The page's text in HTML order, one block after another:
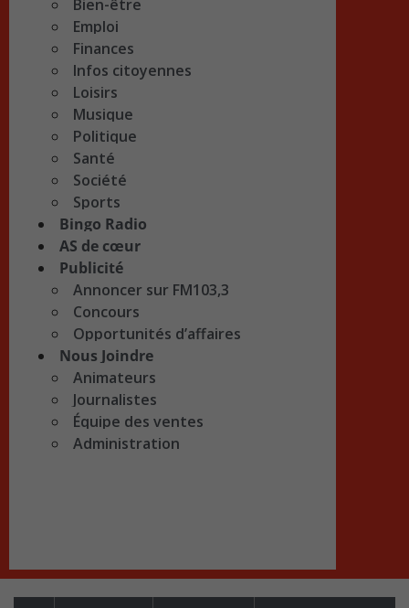
Bien-être
Emploi
Finances
Infos citoyennes
Loisirs
Musique
Politique
Santé
Société
Sports
Bingo Radio
AS de cœur
Publicité
Annoncer sur FM103,3
Concours
Opportunités d’affaires
Nous Joindre
Animateurs
Journalistes
Équipe des ventes
Administration